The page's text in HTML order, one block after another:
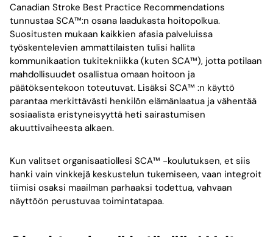
Canadian Stroke Best Practice Recommendations
tunnustaa SCA™:n osana laadukasta hoitopolkua.
Suositusten mukaan kaikkien afasia palveluissa
työskentelevien ammattilaisten tulisi hallita
kommunikaation tukitekniikka (kuten SCA™), jotta potilaan
mahdollisuudet osallistua omaan hoitoon ja
päätöksentekoon toteutuvat. Lisäksi SCA™ :n käyttö
parantaa merkittävästi henkilön elämänlaatua ja vähentää
sosiaalista eristyneisyyttä heti sairastumisen
akuuttivaiheesta alkaen.
Kun valitset organisaatiollesi SCA™ -koulutuksen, et siis
hanki vain vinkkejä keskustelun tukemiseen, vaan integroit
tiimisi osaksi maailman parhaaksi todettua, vahvaan
näyttöön perustuvaa toimintatapaa.